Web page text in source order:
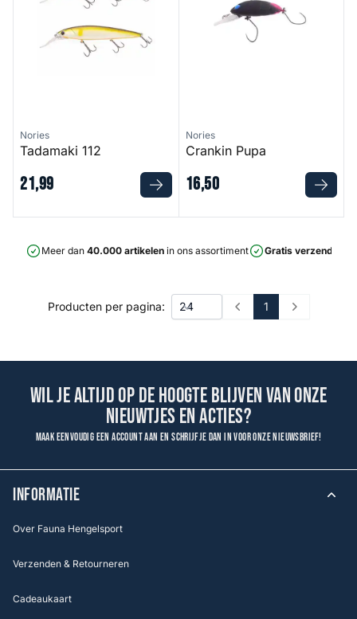
Nories
Tadamaki 112
21,99
Nories
Crankin Pupa
16,50
Meer dan 40.000 artikelen in ons assortiment Gratis verzending
Producten per pagina: Prev 1 Next
Wil je altijd op de hoogte blijven van onze
nieuwtjes en acties?
Maak eenvoudig een account aan en schrijf je dan in voor onze nieuwsbrief!
INFORMATIE
Over Fauna Hengelsport
Verzenden & Retourneren
Cadeaukaart